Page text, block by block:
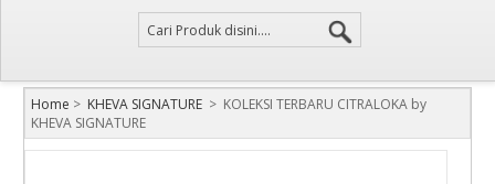
Home > KHEVA SIGNATURE > KOLEKSI TERBARU CITRALOKA by
KHEVA SIGNATURE